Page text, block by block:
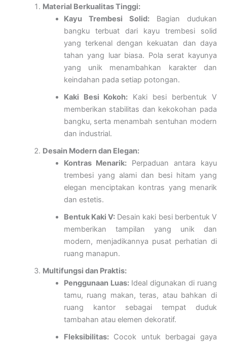
Material Berkualitas Tinggi:
Kayu Trembesi Solid:Bagian dudukan
bangku terbuat dari kayu trembesi solid
yang terkenal dengan kekuatan dan daya
tahan yang luar biasa. Pola serat kayunya
yang unik menambahkan karakter dan
keindahan pada setiap potongan.
Kaki Besi Kokoh: Kaki besi berbentuk V
memberikan stabilitas dan kekokohan pada
bangku, serta menambah sentuhan modern
dan industrial.
Desain Modern dan Elegan:
Kontras Menarik: Perpaduan antara kayu
trembesi yang alami dan besi hitam yang
elegan menciptakan kontras yang menarik
dan estetis.
Bentuk Kaki V: Desain kaki besi berbentuk V
memberikan tampilan yang unik dan
modern, menjadikannya pusat perhatian di
ruang manapun.
Multifungsi dan Praktis:
Penggunaan Luas:Ideal digunakan di ruang
tamu, ruang makan, teras, atau bahkan di
ruang kantor sebagai tempat duduk
tambahan atau elemen dekoratif.
Fleksibilitas:Cocok untuk berbagai gaya